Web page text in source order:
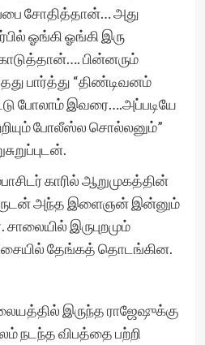
சோதித்தான்… அது
ஓங்கி ஓங்கி இரு
பின்னரும்
பார்த்து “திண்டிவனம்
போலாம் இவரை….அப்படியே
போலீஸ்ல சொல்லனும்”
காரில் ஆறுமுகத்தின்
அந்த இளைஞன் இன்னும்
இருபுறமும்
தேங்கத் தொடங்கின.
இருந்த ராஜேஷுக்கு
நடந்த விபத்தை பற்றி